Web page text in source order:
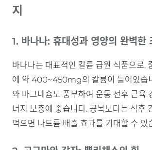
지
1. 바나나: 휴대성과 영양의 완벽한
바나나는 대표적인 칼륨 급원 식품으로,
에 약 400~450mg의 칼륨이 들어있습
와 마그네슘도 풍부하여 운동 전후 근육
너지 보충에 좋습니다. 공복보다는 식후
먹으면 나트륨 배출 효과를 기대할 수 있